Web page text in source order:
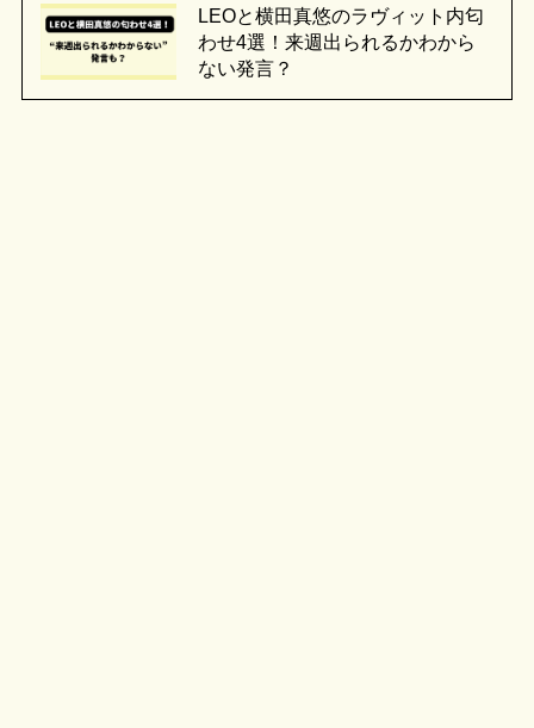
LEOと横田真悠のラヴィット内匂
わせ4選！来週出られるかわから
ない発言？